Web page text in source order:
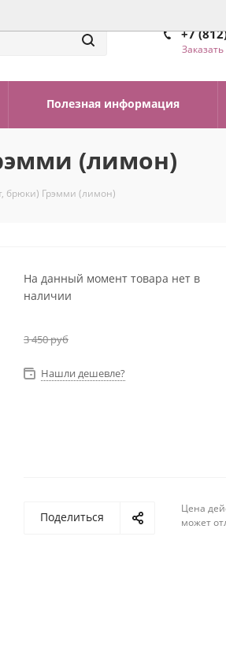
+7
Полезная информация
(лимон)
брюки) Грэмми (лимон)
На данный момент товара нет в
наличии
3 450руб
Нашли дешевле?
Поделиться
Цена
может